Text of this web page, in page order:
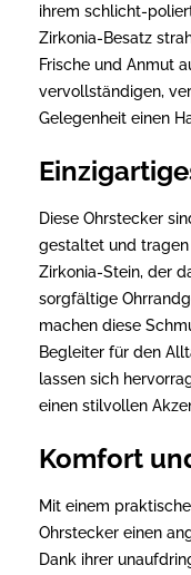
ihrem schlicht-
Zirkonia-Besatz
Frische und Anmut
vervollständigen,
Gelegenheit einen
Diese Ohrstecker
gestaltet und
Zirkonia-Stein, der
sorgfältige
machen diese
Begleiter für den
lassen sich
einen stilvollen
Komfort
Mit einem
Ohrstecker einen
Dank ihrer